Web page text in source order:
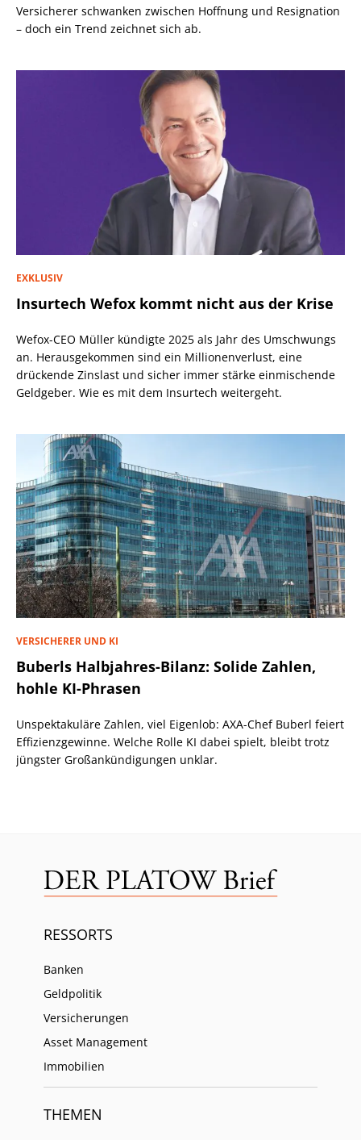
Versicherer schwanken zwischen Hoffnung und Resignation
– doch ein Trend zeichnet sich ab.
EXKLUSIV
Insurtech Wefox kommt nicht aus der Krise
Wefox-CEO Müller kündigte 2025 als Jahr des Umschwungs
an. Herausgekommen sind ein Millionenverlust, eine
drückende Zinslast und sicher immer stärke einmischende
Geldgeber. Wie es mit dem Insurtech weitergeht.
VERSICHERER UND KI
Buberls Halbjahres-Bilanz: Solide Zahlen,
hohle KI-Phrasen
Unspektakuläre Zahlen, viel Eigenlob: AXA-Chef Buberl feiert
Effizienzgewinne. Welche Rolle KI dabei spielt, bleibt trotz
jüngster Großankündigungen unklar.
RESSORTS
Banken
Geldpolitik
Versicherungen
Asset Management
Immobilien
THEMEN